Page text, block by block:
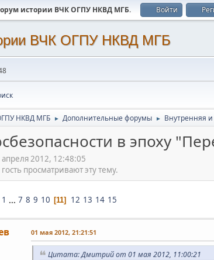
истории ВЧК ОГПУ НКВД МГБ. Войти
НКВД МГБ ► Дополнительные форумы ► Внутренняя
в эпоху
2012, 12:48:05
просматривают эту тему.
1 ... 7 8 9 10 11 12 13 14 15
01 мая 2012, 21:21:51
Цитата: Дмитрий от 01 мая 2012, 11:00:21